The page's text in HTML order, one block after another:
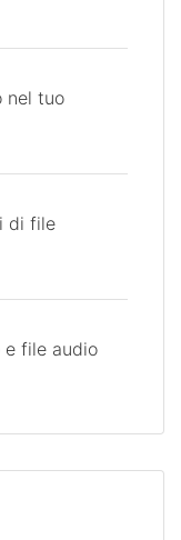
nel tuo
di file
file audio